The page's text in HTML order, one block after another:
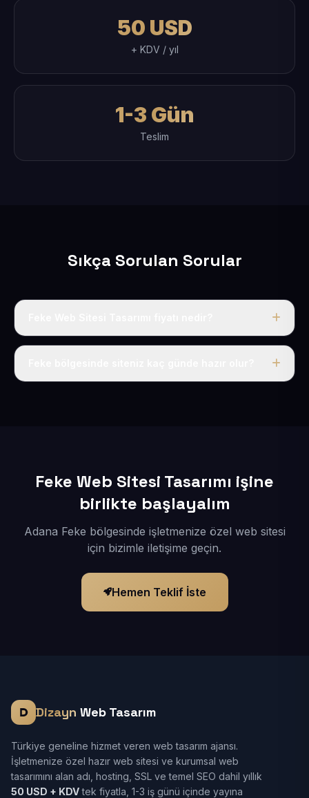
50 USD
+ KDV / yıl
1-3 Gün
Teslim
Sıkça Sorulan Sorular
Tek fiyat uygulanır: yıllık 50 USD + KDV. Bu bedele alan
Feke Web Sitesi Tasarımı işine
birlikte başlayalım
Adana Feke bölgesinde işletmenize özel web sitesi
için bizimle iletişime geçin.
Hemen Teklif İste
Dizayn Web Tasarım
Türkiye geneline hizmet veren web tasarım ajansı.
İşletmenize özel hazır web sitesi ve kurumsal web
tasarımını alan adı, hosting, SSL ve temel SEO dahil yıllık
50 USD + KDVtek fiyatla, 1-3 iş günü içinde yayına